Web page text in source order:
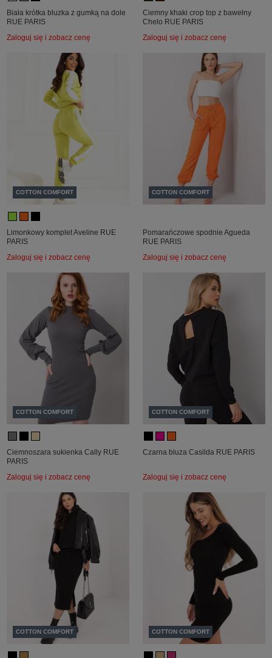
Biała krótka bluzka z gumką na dole
RUE PARIS
Zaloguj się i zobacz cenę
Ciemny khaki crop top z bawełny
Chelo RUE PARIS
Zaloguj się i zobacz cenę
COTTON COMFORT
Limonkowy komplet Aveline RUE
PARIS
Zaloguj się i zobacz cenę
COTTON COMFORT
Pomarańczowe spodnie Agueda
RUE PARIS
Zaloguj się i zobacz cenę
COTTON COMFORT
Ciemnoszara sukienka Cally RUE
PARIS
Zaloguj się i zobacz cenę
COTTON COMFORT
Czarna bluza Casilda RUE PARIS
Zaloguj się i zobacz cenę
COTTON COMFORT COTTON COMFORT